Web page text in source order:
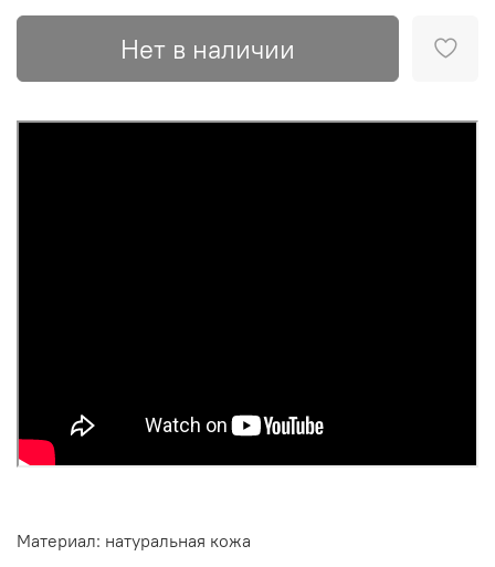
Нет в наличии
Материал: натуральная кожа